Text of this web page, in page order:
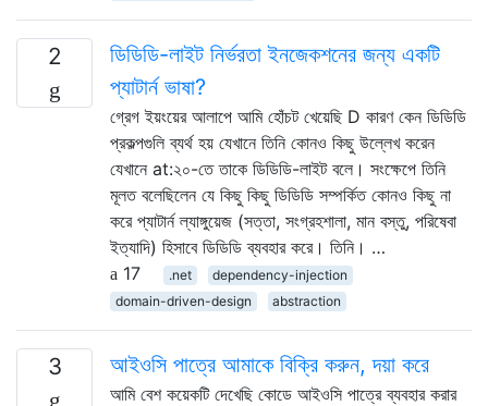
2
ডিডিডি-লাইট নির্ভরতা ইনজেকশনের জন্য একটি
প্যাটার্ন ভাষা?
গ্রেগ ইয়ংয়ের আলাপে আমি হোঁচট খেয়েছি D কারণ কেন ডিডিডি
প্রকল্পগুলি ব্যর্থ হয় যেখানে তিনি কোনও কিছু উল্লেখ করেন
যেখানে at:২০-তে তাকে ডিডিডি-লাইট বলে। সংক্ষেপে তিনি
মূলত বলেছিলেন যে কিছু কিছু ডিডিডি সম্পর্কিত কোনও কিছু না
করে প্যাটার্ন ল্যাঙ্গুয়েজ (সত্তা, সংগ্রহশালা, মান বস্তু, পরিষেবা
ইত্যাদি) হিসাবে ডিডিডি ব্যবহার করে। তিনি। …
17
.net
dependency-injection
domain-driven-design
abstraction
3 আইওসি পাত্রে আমাকে বিক্রি করুন, দয়া করে
আমি বেশ কয়েকটি দেখেছি কোডে আইওসি পাত্রে ব্যবহার করার